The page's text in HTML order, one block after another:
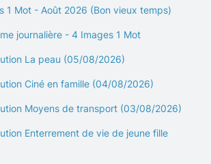
1 Mot - Août 2026 (Bon vieux temps)
journalière - 4 Images 1 Mot
La peau (05/08/2026)
Ciné en famille (04/08/2026)
Moyens de transport (03/08/2026)
Enterrement de vie de jeune fille